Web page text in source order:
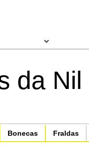
da
Bonecas Fraldas